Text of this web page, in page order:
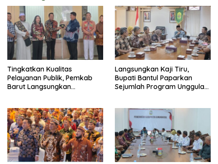
Tingkatkan Kualitas
Pelayanan Publik, Pemkab
Barut Langsungkan
Langsungkan Kaji Tiru,
Bupati Bantul Paparkan
Sejumlah Program Unggulan